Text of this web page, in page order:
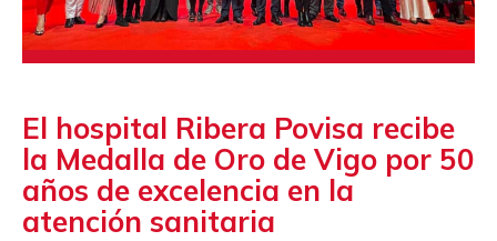
El hospital Ribera Povisa recibe
la Medalla de Oro de Vigo por 50
años de excelencia en la
atención sanitaria